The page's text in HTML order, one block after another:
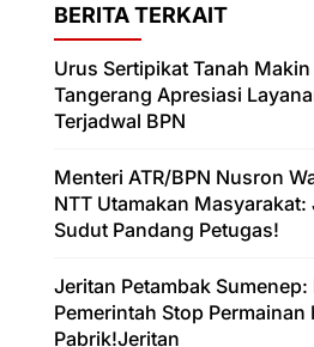
BERITA TERKAIT
Urus Sertipikat Tanah
Tangerang Apresiasi
Terjadwal BPN
Menteri ATR/BPN Nusron
NTT Utamakan Masyarakat:
Sudut Pandang Petugas!
Jeritan Petambak Sumenep:
Pemerintah Stop Permainan
Pabrik!Jeritan